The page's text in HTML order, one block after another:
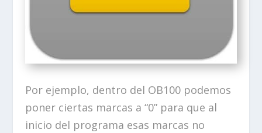
Por ejemplo, dentro del OB100 podemos
poner ciertas marcas a “0” para que al
inicio del programa esas marcas no